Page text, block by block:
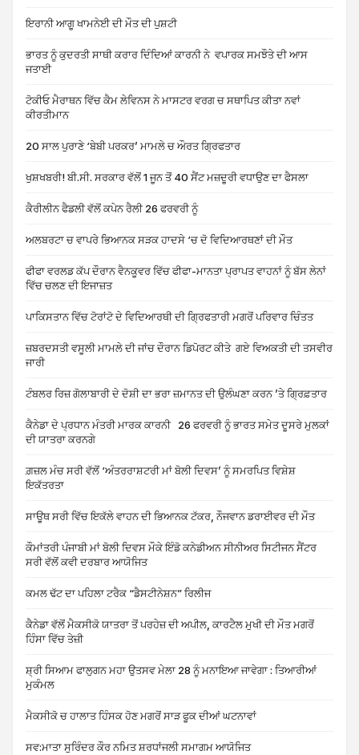
ਇਰਾਨੀ ਆਗੂ ਖਾਮਨੇਈ ਦੀ ਮੌਤ ਦੀ ਪੁਸ਼ਟੀ
ਭਾਰਤ ਨੂੰ ਕੁਦਰਤੀ ਸਾਥੀ ਕਰਾਰ ਦਿੰਦਿਆਂ ਕਾਰਨੀ ਨੇ ਵਪਾਰਕ ਸਮਝੌਤੇ ਦੀ ਆਸ
ਜਤਾਈ
ਟੋਕੀਓ ਮੈਰਾਥਨ ਵਿੱਚ ਕੈਮ ਲੇਵਿਨਸ ਨੇ ਮਾਸਟਰ ਵਰਗ ਚ ਸਥਾਪਿਤ ਕੀਤਾ ਨਵਾਂ
ਕੀਰਤੀਮਾਨ
20 ਸਾਲ ਪੁਰਾਣੇ ‘ਬੇਬੀ ਪਰਕਰ’ ਮਾਮਲੇ ਚ ਔਰਤ ਗ੍ਰਿਫਤਾਰ
ਖੁਸ਼ਖਬਰੀ! ਬੀ.ਸੀ. ਸਰਕਾਰ ਵੱਲੋਂ 1 ਜੂਨ ਤੋਂ 40 ਸੈਂਟ ਮਜ਼ਦੂਰੀ ਵਧਾਉਣ ਦਾ ਫੈਸਲਾ
ਕੈਰੀਲੀਨ ਫੈਡਲੀ ਵੱਲੋਂ ਕਪੇਨ ਰੈਲੀ 26 ਫਰਵਰੀ ਨੂੰ
ਅਲਬਰਟਾ ਚ ਵਾਪਰੇ ਭਿਆਨਕ ਸੜਕ ਹਾਦਸੇ ‘ਚ ਦੋ ਵਿਦਿਆਰਥਣਾਂ ਦੀ ਮੌਤ
ਫੀਫਾ ਵਰਲਡ ਕੱਪ ਦੌਰਾਨ ਵੈਨਕੂਵਰ ਵਿੱਚ ਫੀਫਾ-ਮਾਨਤਾ ਪ੍ਰਾਪਤ ਵਾਹਨਾਂ ਨੂੰ ਬੱਸ ਲੇਨਾਂ
ਵਿੱਚ ਚਲਣ ਦੀ ਇਜਾਜ਼ਤ
ਪਾਕਿਸਤਾਨ ਵਿੱਚ ਟੋਰਾਂਟੋ ਦੇ ਵਿਦਿਆਰਥੀ ਦੀ ਗ੍ਰਿਫਤਾਰੀ ਮਗਰੋਂ ਪਰਿਵਾਰ ਚਿੰਤਤ
ਜ਼ਬਰਦਸਤੀ ਵਸੂਲੀ ਮਾਮਲੇ ਦੀ ਜਾਂਚ ਦੌਰਾਨ ਡਿਪੋਰਟ ਕੀਤੇ ਗਏ ਵਿਅਕਤੀ ਦੀ ਤਸਵੀਰ
ਜਾਰੀ
ਟੰਬਲਰ ਰਿਜ਼ ਗੋਲਾਬਾਰੀ ਦੇ ਦੋਸ਼ੀ ਦਾ ਭਰਾ ਜ਼ਮਾਨਤ ਦੀ ਉਲੰਘਣਾ ਕਰਨ ’ਤੇ ਗ੍ਰਿਫ਼ਤਾਰ
ਕੈਨੇਡਾ ਦੇ ਪ੍ਰਧਾਨ ਮੰਤਰੀ ਮਾਰਕ ਕਾਰਨੀ 26 ਫਰਵਰੀ ਨੂੰ ਭਾਰਤ ਸਮੇਤ ਦੂਸਰੇ ਮੁਲਕਾਂ
ਦੀ ਯਾਤਰਾ ਕਰਨਗੇ
ਗ਼ਜ਼ਲ ਮੰਚ ਸਰੀ ਵੱਲੋਂ ‘ਅੰਤਰਰਾਸ਼ਟਰੀ ਮਾਂ ਬੋਲੀ ਦਿਵਸ’ ਨੂੰ ਸਮਰਪਿਤ ਵਿਸ਼ੇਸ਼
ਇਕੱਤਰਤਾ
ਸਾਊਥ ਸਰੀ ਵਿੱਚ ਇਕੱਲੇ ਵਾਹਨ ਦੀ ਭਿਆਨਕ ਟੱਕਰ, ਨੌਜਵਾਨ ਡਰਾਈਵਰ ਦੀ ਮੌਤ
ਕੌਮਾਂਤਰੀ ਪੰਜਾਬੀ ਮਾਂ ਬੋਲੀ ਦਿਵਸ ਮੌਕੇ ਇੰਡੋ ਕਨੇਡੀਅਨ ਸੀਨੀਅਰ ਸਿਟੀਜਨ ਸੈਂਟਰ
ਸਰੀ ਵੱਲੋਂ ਕਵੀ ਦਰਬਾਰ ਆਯੋਜਿਤ
ਕਮਲ ਢੱਟ ਦਾ ਪਹਿਲਾ ਟਰੈਕ “ਡੈਸਟੀਨੇਸ਼ਨ” ਰਿਲੀਜ
ਕੈਨੇਡਾ ਵੱਲੋਂ ਮੈਕਸੀਕੋ ਯਾਤਰਾ ਤੋਂ ਪਰਹੇਜ਼ ਦੀ ਅਪੀਲ, ਕਾਰਟੈਲ ਮੁਖੀ ਦੀ ਮੌਤ ਮਗਰੋਂ
ਹਿੰਸਾ ਵਿੱਚ ਤੇਜ਼ੀ
ਸ਼੍ਰੀ ਸਿਆਮ ਫਾਲੁਗਨ ਮਹਾ ਉਤਸਵ ਮੇਲਾ 28 ਨੂੰ ਮਨਾਇਆ ਜਾਵੇਗਾ : ਤਿਆਰੀਆਂ
ਮੁਕੰਮਲ
ਮੈਕਸੀਕੋ ਚ ਹਾਲਾਤ ਹਿੰਸਕ ਹੋਣ ਮਗਰੋਂ ਸਾੜ ਫੂਕ ਦੀਆਂ ਘਟਨਾਵਾਂ
ਸਵ:ਮਾਤਾ ਸੁਰਿੰਦਰ ਕੌਰ ਨਮਿਤ ਸ਼ਰਧਾਂਜਲੀ ਸਮਾਗਮ ਆਯੋਜਿਤ